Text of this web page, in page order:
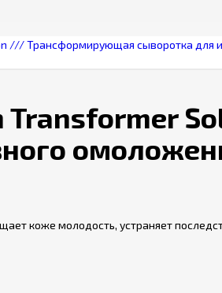
/// Трансформирующая сыворотка для
Transformer
коже молодость, устраняет